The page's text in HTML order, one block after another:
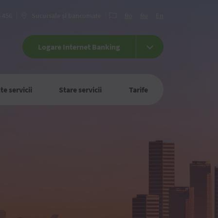
Logare Internet Banking
servicii Stare servicii Tarife